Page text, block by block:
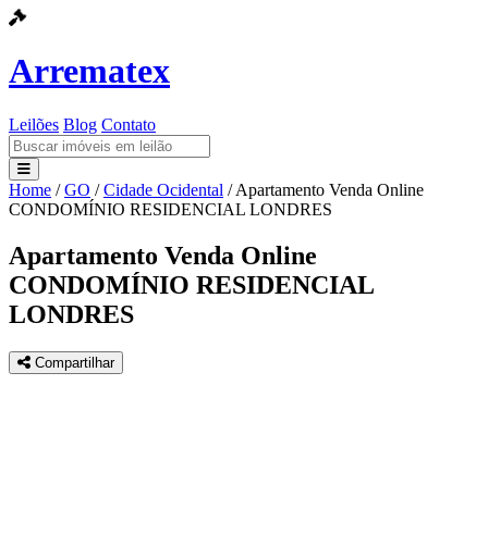
Arrematex
Leilões Blog Contato
Leilões
Blog
Contato
Home / GO / Cidade Ocidental / Apartamento Venda Online
CONDOMÍNIO RESIDENCIAL LONDRES
Apartamento Venda Online
CONDOMÍNIO RESIDENCIAL
LONDRES
Compartilhar